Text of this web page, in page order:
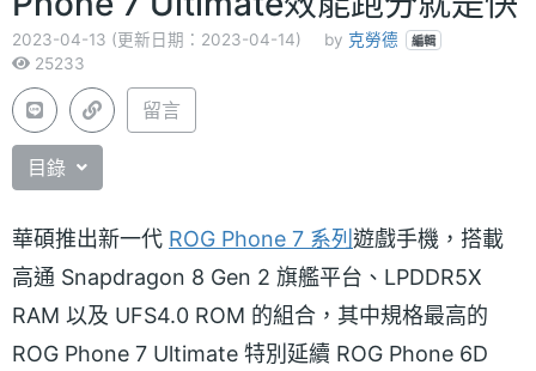
2023-04-13 (更新日期：2023-04-14) by 克勞德 編輯
25233
留言
目錄
華碩推出新一代 ROG Phone 7 系列 遊戲手機，搭載
高通 Snapdragon 8 Gen 2 旗艦平台、LPDDR5X
RAM 以及 UFS4.0 ROM 的組合，其中規格最高的
ROG Phone 7 Ultimate 特別延續 ROG Phone 6D